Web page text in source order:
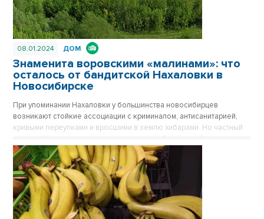
08.01.2024 ДОМ
Знаменита воровскими «малинами»: что
осталось от бандитской Нахаловки в
Новосибирске
При упоминании Нахаловки у большинства новосибирцев
возникают стойкие ассоциации с криминалом, антисанитарией,
кривыми переулками и вросшими в землю хибарами. Но частный
сектор Нахаловки, где сильны правила рабочей слободки, уже не
тот, что прежде. Дома здесь примерили одежду из сайдинга, есть
водопровод, проводится газ. Здесь даже родился самый
легендарный герой Новосибирска, но инвесторы все еще
обходят стороной близкую к Оби территорию. Публикуется
повторно в цикле «Лучшие материалы VN.RU за 2023 год».